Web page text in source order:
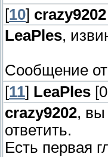
[10] crazy9202
LeaPles,
Сообщение
[11] LeaPles
crazy9202, вы
ответить.
Есть первая